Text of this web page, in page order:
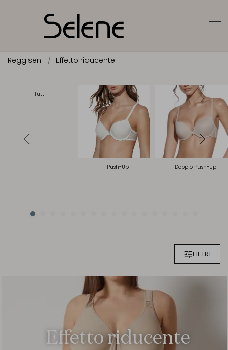
Reggiseni Effetto riducente
Tutti
Push-Up Doppio Push-Up
FILTRI
Effetto riducente